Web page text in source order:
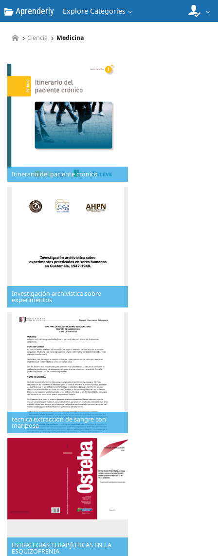
Aprenderly Explore Categories
Ciencia Medicina
Itinerario del paciente crónico
Investigación archivística sobre
experimentos
tecnica extracción de sangre con
mariposa
ESTRATEGIAS TERAPƒUTICAS EN LA
ESQUIZOFRENIA